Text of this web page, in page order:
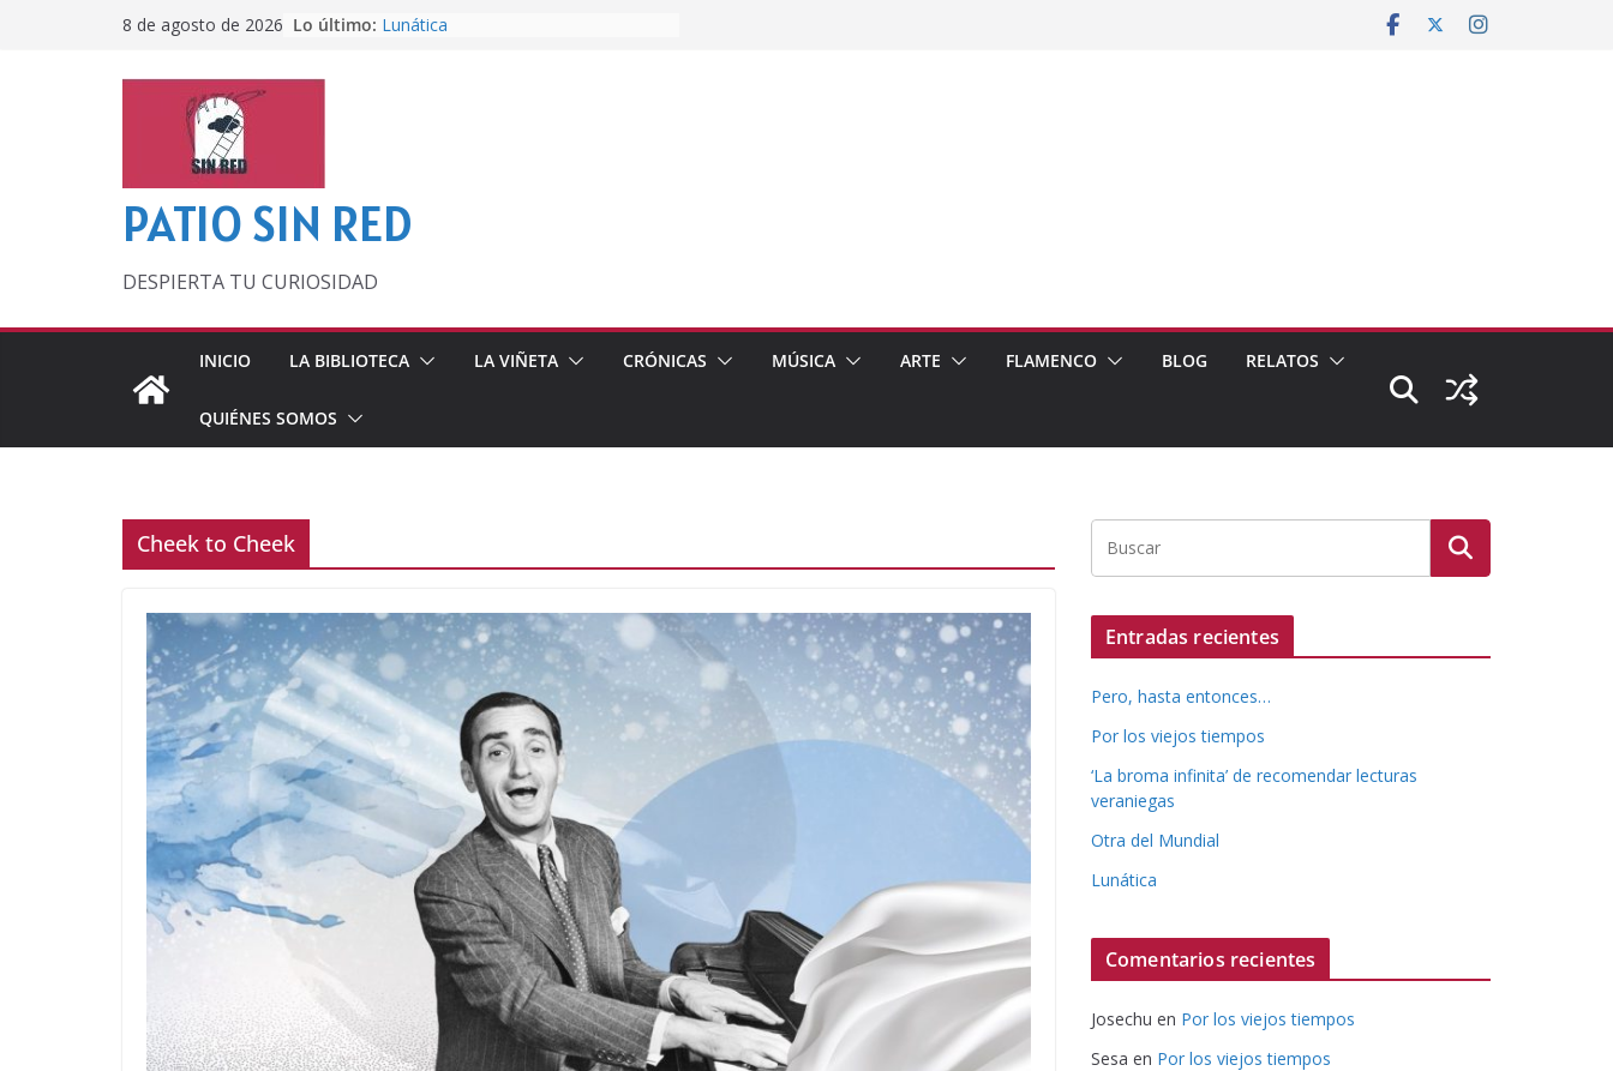
8 de agosto de 2026 Lo último: Lunática
PATIO SIN RED
DESPIERTA TU CURIOSIDAD
INICIO LA BIBLIOTECA LA VIÑETA CRÓNICAS MÚSICA ARTE FLAMENCO BLOG RELATOS
QUIÉNES SOMOS
Cheek to Cheek
Entradas recientes
Pero, hasta entonces…
Por los viejos tiempos
‘La broma infinita’ de recomendar lecturas
veraniegas
Otra del Mundial
Lunática
Comentarios recientes
Josechu en Por los viejos tiempos
Sesa en Por los viejos tiempos